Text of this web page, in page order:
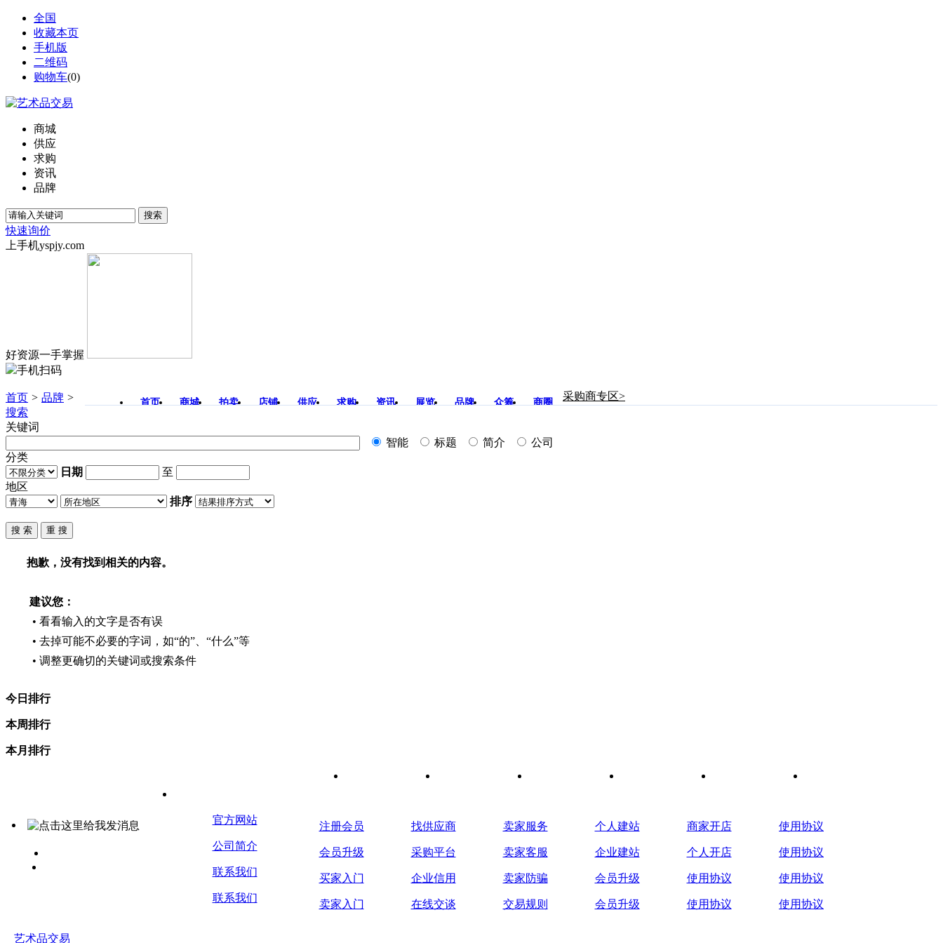
全国
收藏本页
手机版
二维码
购物车(0)
商城
供应
求购
资讯
品牌
搜索
快速询价
上手机yspjy.com
好资源一手掌握
手机扫码
首页 商城 拍卖 店铺 供应 求购 资讯 展览 品牌 众筹 商圈
采购商专区>
首页 > 品牌 >
搜索
关键词
智能
标题 简介
公司
分类
日期
至
地区
排序
抱歉，没有找到相关的内容。
建议您：
• 看看输入的文字是否有误
• 去掉可能不必要的字词，如“的”、“什么”等
• 调整更确切的关键词或搜索条件
今日排行
本周排行
本月排行
官方网站
公司简介
联系我们
联系我们
注册会员
会员升级
买家入门
卖家入门
找供应商
采购平台
企业信用
在线交谈
卖家服务
卖家客服
卖家防骗
交易规则
个人建站
企业建站
会员升级
会员升级
商家开店
个人开店
使用协议
使用协议
使用协议
使用协议
使用协议
使用协议
艺术品交易